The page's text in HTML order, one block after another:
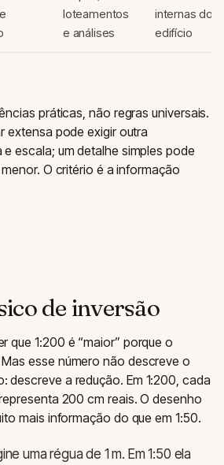
loteamentos
e análises
internas do
edifício
práticas, não regras universais.
extensa pode exigir outra
escala; um detalhe simples pode
O critério é a informação
de inversão
que 1:200 é “maior” porque o
esse número não descreve o
descreve a redução. Em 1:200, cada
200 cm reais. O desenho
mais informação do que em 1:50.
uma régua de 1 m. Em 1:50 ela